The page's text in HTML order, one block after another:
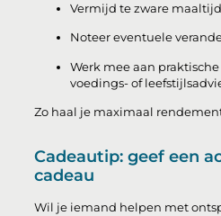
Vermijd te zware
Noteer eventuele
Werk mee aan
voedings- of
Zo haal je maximaal
Cadeautip: geef een
cadeau
Wil je iemand helpen met